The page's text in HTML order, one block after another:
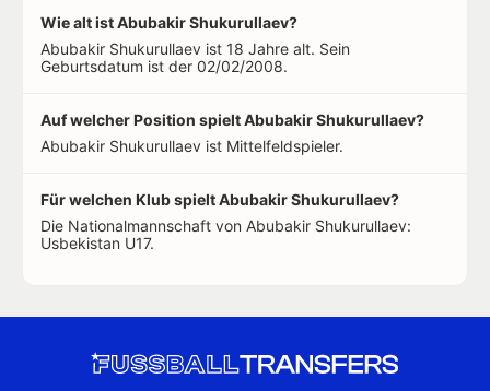
Wie alt ist Abubakir Shukurullaev?
Abubakir Shukurullaev ist 18 Jahre alt. Sein
Geburtsdatum ist der 02/02/2008.
Auf welcher Position spielt Abubakir Shukurullaev?
Abubakir Shukurullaev ist Mittelfeldspieler.
Für welchen Klub spielt Abubakir Shukurullaev?
Die Nationalmannschaft von Abubakir Shukurullaev:
Usbekistan U17.